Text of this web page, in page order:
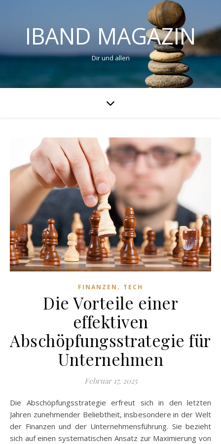
IBAND MAGAZIN
Dir und allen
FINANZEN , TECH
Die Vorteile einer
effektiven
Abschöpfungsstrategie für
Unternehmen
Februar 17, 2025
Die Abschöpfungsstrategie erfreut sich in den letzten
Jahren zunehmender Beliebtheit, insbesondere in der Welt
der Finanzen und der Unternehmensführung. Sie bezieht
sich auf einen systematischen Ansatz zur Maximierung von